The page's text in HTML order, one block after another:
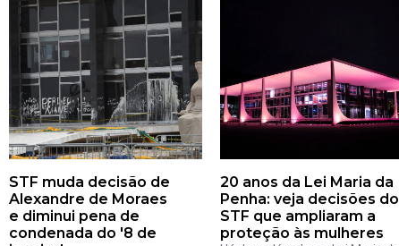
STF muda decisão de
Alexandre de Moraes
e diminui pena de
condenada do '8 de
20 anos da Lei Maria da
Penha: veja decisões do
STF que ampliaram a
proteção às mulheres